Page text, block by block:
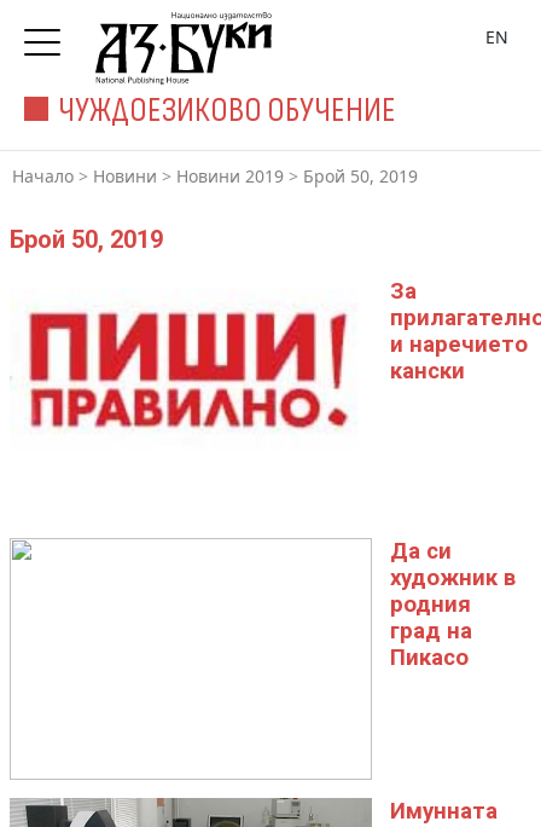
ЧУЖДОЕЗИКОВО ОБУЧЕНИЕ
EN
Начало > Новини > Новини 2019 > Брой 50, 2019
Брой 50, 2019
За
и наречието
кански
Да си
художник в
родния
град на
Пикасо
Имунната